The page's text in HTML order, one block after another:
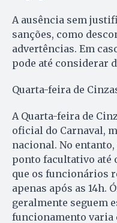
A ausência sem
sanções, como
advertências. Em
pode até considerar
Quarta-feira de
A Quarta-feira de
oficial do Carnaval,
nacional. No
ponto facultativo até
que os funcionários
apenas após as 14h.
geralmente seguem
funcionamento varia